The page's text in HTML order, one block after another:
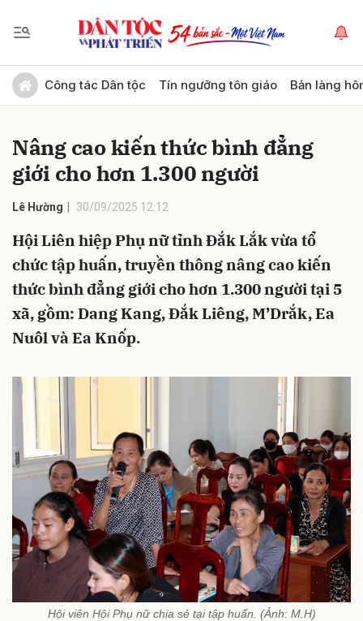
Công tác Dân tộc Tín ngưỡng tôn giáo Bản làng
Nâng cao kiến thức bình đẳng
giới cho hơn 1.300 người
Lê Hường 30/09/2025 12:12
Hội Liên hiệp Phụ nữ tỉnh Đắk Lắk vừa tổ
chức tập huấn, truyền thông nâng cao kiến
thức bình đẳng giới cho hơn 1.300 người tại 5
xã, gồm: Dang Kang, Đắk Liêng, M’Drắk, Ea
Nuôl và Ea Knốp.
Hội viên Hội Phụ nữ chia sẻ tại tập huấn. (Ảnh: M.H)
Gửi bình luận
Hủy Gửi